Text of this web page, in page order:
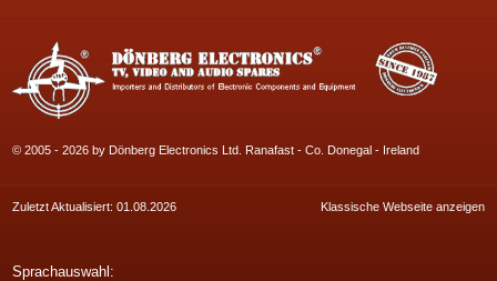
© 2005 - 2026 by Dönberg Electronics Ltd. Ranafast - Co. Donegal - Ireland
Zuletzt Aktualisiert: 01.08.2026 Klassische Webseite anzeigen
Sprachauswahl: